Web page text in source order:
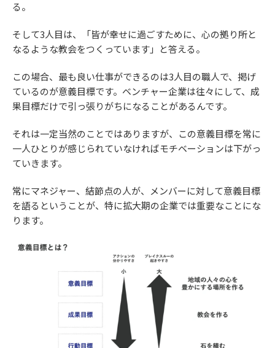
る。
そして3人目は、「皆が幸せに過ごすために、心の拠り所と
なるような教会をつくっています」と答える。
この場合、最も良い仕事ができるのは3人目の職人で、掲げ
ているのが意義目標です。ベンチャー企業は往々にして、成
果目標だけで引っ張りがちになることがあるんです。
それは一定当然のことではありますが、この意義目標を常に
一人ひとりが感じられていなければモチベーションは下がっ
ていきます。
常にマネジャー、結節点の人が、メンバーに対して意義目標
を語るということが、特に拡大期の企業では重要なことにな
ります。